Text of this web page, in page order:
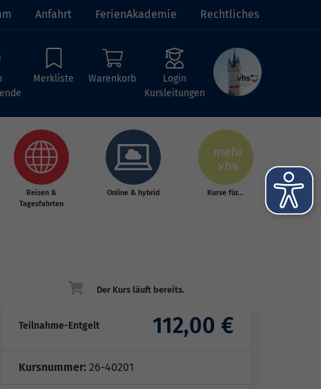
Anfahrt FerienAkademie Rechtliches
Merkliste Warenkorb
Login
Kursleitungen
Reisen &
Tagesfahrten
Online & hybrid Kurse für...
Teilnahme-Entgelt 112,00 €
Kursnummer: 26-40201